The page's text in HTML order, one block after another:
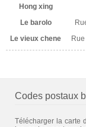
Hong xing
Le barolo
Le vieux chene
Codes postaux
Télécharger la carte